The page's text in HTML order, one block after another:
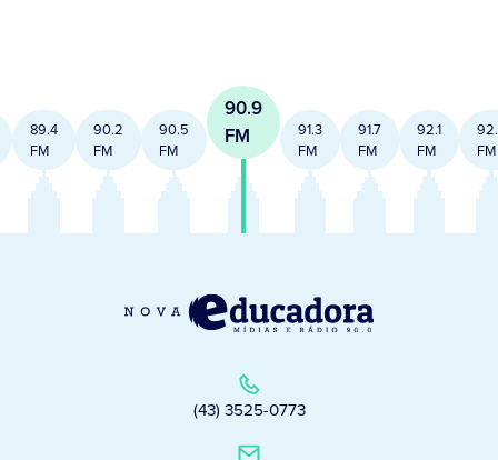
89.4
FM
90.2
FM
90.5
FM
90.9
FM
91.3
FM
91.7
FM
92.1
FM
FM
(43) 3525-0773